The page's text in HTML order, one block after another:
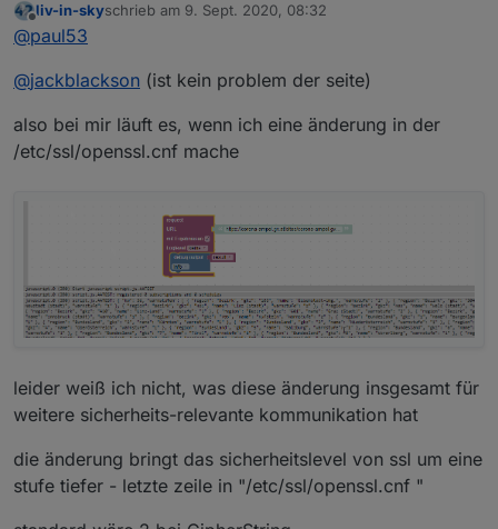
informieren? Weil es ja nicht generell mit Request
Offline
liv-in-skyschrieb am 9. Sept. 2020, 08:32
zuletzt editiert von
@paul53
@jackblackson (ist kein problem der seite)
also bei mir läuft es, wenn ich eine änderung in der
/etc/ssl/openssl.cnf mache
leider weiß ich nicht, was diese änderung insgesamt für
weitere sicherheits-relevante kommunikation hat
die änderung bringt das sicherheitslevel von ssl um eine
stufe tiefer - letzte zeile in "/etc/ssl/openssl.cnf "